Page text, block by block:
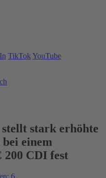
TikTok YouTube
stark erhöhte
einem
200 CDI fest
6